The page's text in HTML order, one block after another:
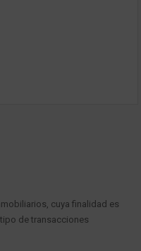
cuya finalidad es
de transacciones